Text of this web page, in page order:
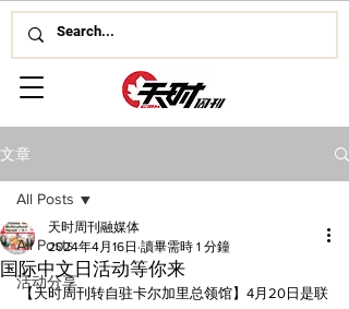
文章
All Posts
活动分享
All Posts
国际中文日活动等你来
天时周刊融媒体
2024年4月16日 讀畢需時 1 分鐘
【天时周刊转自驻卡尔加里总领馆】4月20日是联